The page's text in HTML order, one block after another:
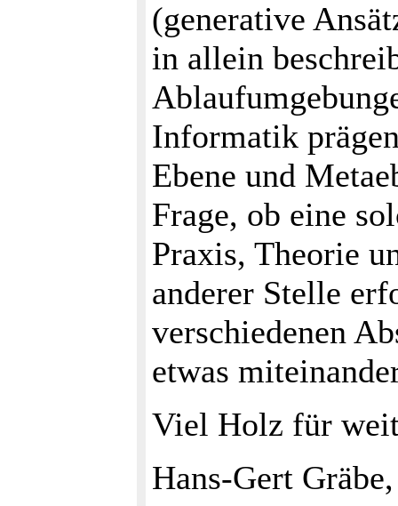
(generative
in allein
Informatik
Ebene und
Frage, ob eine
Praxis, Theorie
anderer Stelle
verschiedenen
etwas
Viel Holz für
Hans-Gert